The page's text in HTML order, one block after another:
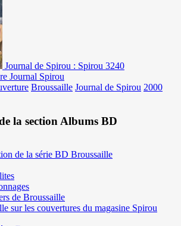
Journal de Spirou : Spirou 3240
Journal Spirou
Broussaille Journal de Spirou 2000
la section Albums BD
de la série BD Broussaille
de Broussaille
sur les couvertures du magasine Spirou